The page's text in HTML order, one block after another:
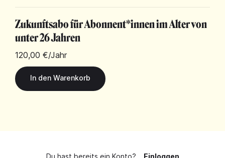
Zukunftsabo für Abonnent*innen im Alter von
unter 26 Jahren
120,00 €/Jahr
Du hast bereits ein Konto? Einloggen